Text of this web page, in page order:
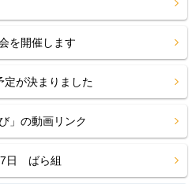
を開催します
定が決まりました
」の動画リンク
日 ばら組